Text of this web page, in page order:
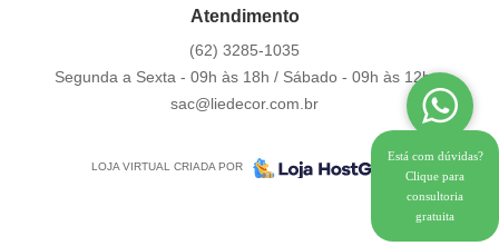
Atendimento
(62) 3285-1035
Segunda a Sexta - 09h às 18h / Sábado - 09h às 12h.
sac@liedecor.com.br
LOJA VIRTUAL CRIADA POR
Está com dúvidas?
Clique para
consultoria
gratuita